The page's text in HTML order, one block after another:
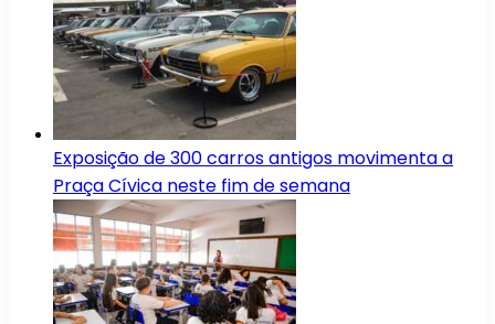
Exposição de 300 carros antigos movimenta a
Praça Cívica neste fim de semana